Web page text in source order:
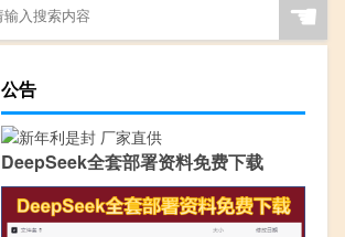
☚
公告
DeepSeek全套部署资料免费下载